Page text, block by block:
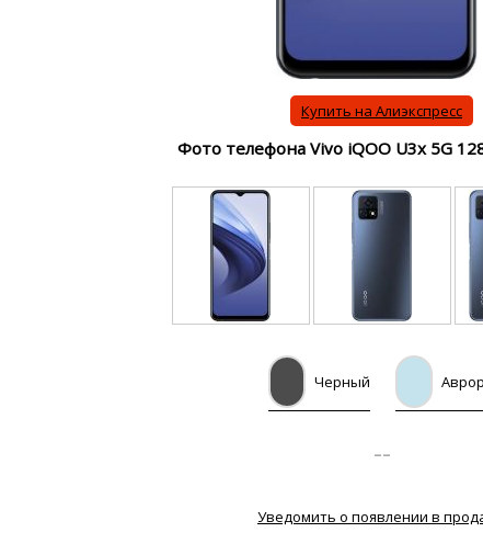
Купить на Алиэкспресс
Фото телефона Vivo iQOO U3x 5G
Черный
--
Уведомить о появлении в